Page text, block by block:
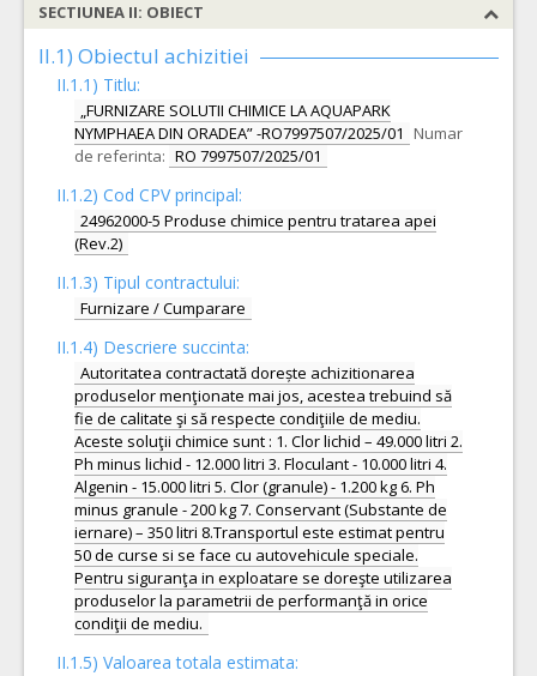
SECTIUNEA II: OBIECT
II.1) Obiectul achizitiei
II.1.1) Titlu:
„FURNIZARE SOLUTII CHIMICE LA AQUAPARK
NYMPHAEA DIN ORADEA” -RO7997507/2025/01
Numar
de referinta: RO 7997507/2025/01
II.1.2) Cod CPV principal:
24962000-5 Produse chimice pentru tratarea apei
(Rev.2)
II.1.3) Tipul contractului:
Furnizare / Cumparare
II.1.4) Descriere succinta:
Autoritatea contractată dorește achizitionarea
produselor menţionate mai jos, acestea trebuind să
fie de calitate şi să respecte condiţiile de mediu.
Aceste soluţii chimice sunt : 1. Clor lichid – 49.000 litri 2.
Ph minus lichid - 12.000 litri 3. Floculant - 10.000 litri 4.
Algenin - 15.000 litri 5. Clor (granule) - 1.200 kg 6. Ph
minus granule - 200 kg 7. Conservant (Substante de
iernare) – 350 litri 8.Transportul este estimat pentru
50 de curse si se face cu autovehicule speciale.
Pentru siguranţa in exploatare se doreşte utilizarea
produselor la parametrii de performanţă in orice
condiţii de mediu.
II.1.5) Valoarea totala estimata: